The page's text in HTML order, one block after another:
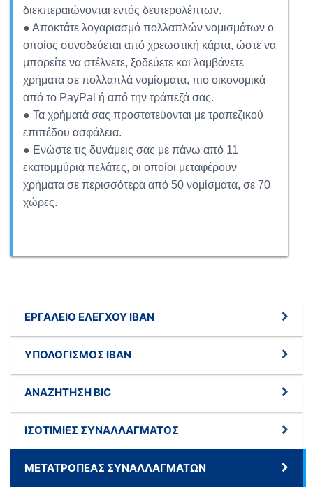
διεκπεραιώνονται εντός δευτερολέπτων.
● Αποκτάτε λογαριασμό πολλαπλών νομισμάτων ο
οποίος συνοδεύεται από χρεωστική κάρτα, ώστε να
μπορείτε να στέλνετε, ξοδεύετε και λαμβάνετε
χρήματα σε πολλαπλά νομίσματα, πιο οικονομικά
από το PayPal ή από την τράπεζά σας.
● Τα χρήματά σας προστατεύονται με τραπεζικού
επιπέδου ασφάλεια.
● Ενώστε τις δυνάμεις σας με πάνω από 11
εκατομμύρια πελάτες, οι οποίοι μεταφέρουν
χρήματα σε περισσότερα από 50 νομίσματα, σε 70
χώρες.
ΕΡΓΑΛΕΊΟ ΕΛΈΓΧΟΥ IBAN
ΥΠΟΛΟΓΙΣΜΌΣ IBAN
ΑΝΑΖΉΤΗΣΗ BIC
ΙΣΟΤΙΜΊΕΣ ΣΥΝΑΛΛΆΓΜΑΤΟΣ
ΜΕΤΑΤΡΟΠΈΑΣ ΣΥΝΑΛΛΑΓΜΆΤΩΝ